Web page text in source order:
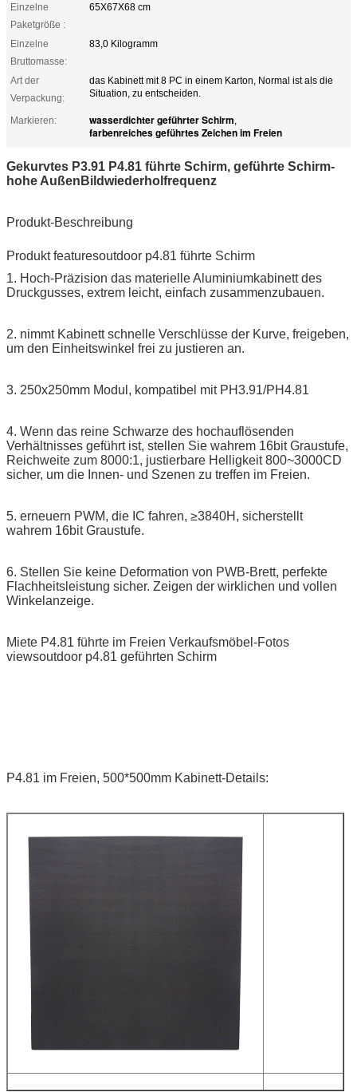
Einzelne
Paketgröße :
65X67X68 cm
Einzelne
Bruttomasse:
83,0 Kilogramm
Art der
Verpackung:
das Kabinett mit 8 PC in einem Karton, Normal ist als die
Situation, zu entscheiden.
Markieren: wasserdichter geführter Schirm,
farbenreiches geführtes Zeichen im Freien
Gekurvtes P3.91 P4.81 führte Schirm, geführte Schirm-
hohe AußenBildwiederholfrequenz
Produkt-Beschreibung
Produkt featuresoutdoor p4.81 führte Schirm
1. Hoch-Präzision das materielle Aluminiumkabinett des
Druckgusses, extrem leicht, einfach zusammenzubauen.
2. nimmt Kabinett schnelle Verschlüsse der Kurve, freigeben,
um den Einheitswinkel frei zu justieren an.
3. 250x250mm Modul, kompatibel mit PH3.91/PH4.81
4. Wenn das reine Schwarze des hochauflösenden
Verhältnisses geführt ist, stellen Sie wahrem 16bit Graustufe,
Reichweite zum 8000:1, justierbare Helligkeit 800~3000CD
sicher, um die Innen- und Szenen zu treffen im Freien.
5. erneuern PWM, die IC fahren, ≥3840H, sicherstellt
wahrem 16bit Graustufe.
6. Stellen Sie keine Deformation von PWB-Brett, perfekte
Flachheitsleistung sicher. Zeigen der wirklichen und vollen
Winkelanzeige.
Miete P4.81 führte im Freien Verkaufsmöbel-Fotos
viewsoutdoor p4.81 geführten Schirm
P4.81 im Freien, 500*500mm Kabinett-Details: